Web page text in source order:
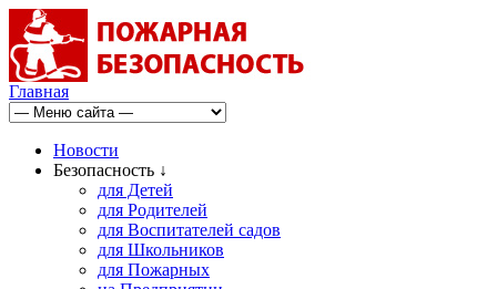
Главная
Новости
Безопасность ↓
для Детей
для Родителей
для Воспитателей садов
для Школьников
для Пожарных